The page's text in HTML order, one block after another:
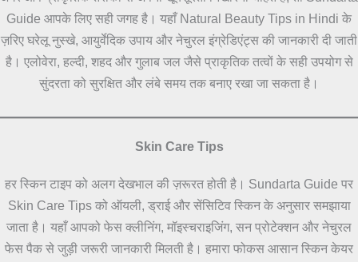
Guide आपके लिए सही जगह है। यहाँ Natural Beauty Tips in Hindi के
ज़रिए घरेलू नुस्खे, आयुर्वेदिक उपाय और नेचुरल इंग्रेडिएंट्स की जानकारी दी जाती
है। एलोवेरा, हल्दी, शहद और गुलाब जल जैसे प्राकृतिक तत्वों के सही उपयोग से
सुंदरता को सुरक्षित और लंबे समय तक बनाए रखा जा सकता है।
Skin Care Tips
हर स्किन टाइप को अलग देखभाल की ज़रूरत होती है। Sundarta Guide पर
Skin Care Tips को ऑयली, ड्राई और सेंसिटिव स्किन के अनुसार समझाया
जाता है। यहाँ आपको फेस क्लीनिंग, मॉइस्चराइजिंग, सन प्रोटेक्शन और नेचुरल
फेस पैक से जुड़ी जरूरी जानकारी मिलती है। हमारा फोकस आसान स्किन केयर